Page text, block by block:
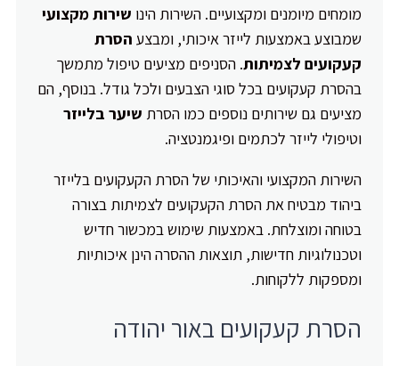
מומחים מיומנים ומקצועיים. השירות הינו שירות מקצועי
שמבוצע באמצעות לייזר איכותי, ומבצע הסרת
קעקועים לצמיתות. הסניפים מציעים טיפול מתמשך
בהסרת קעקועים בכל סוגי הצבעים ולכל גודל. בנוסף, הם
מציעים גם שירותים נוספים כמו הסרת שיער בלייזר
וטיפולי לייזר לכתמים ופיגמנטציה.
השירות המקצועי והאיכותי של הסרת הקעקועים בלייזר
ביהוד מבטיח את הסרת הקעקועים לצמיתות בצורה
בטוחה ומוצלחת. באמצעות שימוש במכשור חדיש
וטכנולוגיות חדישות, תוצאות ההסרה הינן איכותיות
ומספקות ללקוחות.
הסרת קעקועים באור יהודה